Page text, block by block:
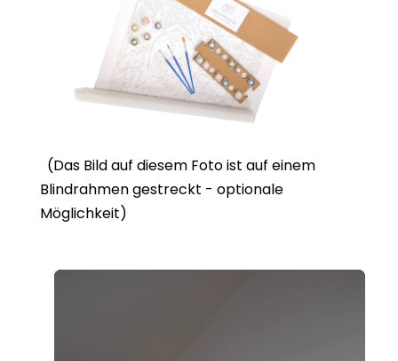
(Das Bild auf diesem Foto ist auf einem
Blindrahmen gestreckt - optionale
Möglichkeit)